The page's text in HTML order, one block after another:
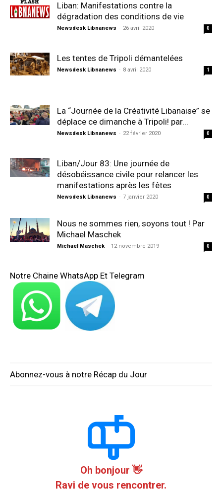
Liban: Manifestations contre la
dégradation des conditions de vie
Newsdesk Libnanews - 26 avril 2020 0
Les tentes de Tripoli démantelées
Newsdesk Libnanews - 8 avril 2020 1
La “Journée de la Créativité Libanaise” se
déplace ce dimanche à Tripoli! par...
Newsdesk Libnanews - 22 février 2020 0
Liban/Jour 83: Une journée de
désobéissance civile pour relancer les
manifestations après les fêtes
Newsdesk Libnanews - 7 janvier 2020 0
Nous ne sommes rien, soyons tout ! Par
Michael Maschek
Michael Maschek - 12 novembre 2019 0
Notre Chaine WhatsApp Et Telegram
Abonnez-vous à notre Récap du Jour
Oh bonjour 👋
Ravi de vous rencontrer.